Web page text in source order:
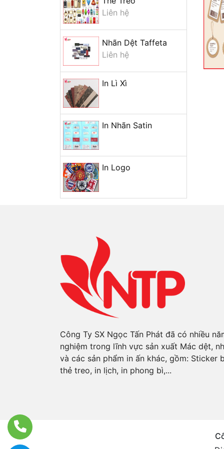
In Lịch Block
In Lì Xì
In Lì Xì
+ Mở nhóm...
Liên hệ
Nhãn Dệt Taffeta
Liên hệ
In Lì Xì
In Nhãn Satin
In Logo
Công Ty SX Ngọc Tấn Phát đã có nhiều
nghiệm trong lĩnh vực sản xuất Mác dệt,
và các sản phẩm in ấn khác, gồm: Sticker
thẻ treo, in lịch, in phong bì,...